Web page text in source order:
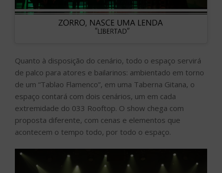
Quanto à disposição do cenário, todo o espaço servirá
de palco para atores e bailarinos: ambientado em torno
de um “Tablao Flamenco”, em uma Taberna Gitana, o
espaço contará com dois cenários, um em cada
extremidade do 033 Rooftop. O show chega com
proposta diferente, com cenas e elementos que
acontecem o tempo todo, por todo o espaço.